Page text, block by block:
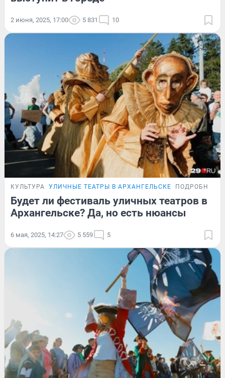
2 июня, 2025, 17:00 5 831 10
КУЛЬТУРА УЛИЧНЫЕ ТЕАТРЫ В АРХАНГЕЛЬСКЕ
Будет ли фестиваль уличных театров в
Архангельске? Да, но есть нюансы
6 мая, 2025, 14:27 5 559 5